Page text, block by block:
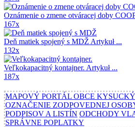
Oznámenie o zmene otváracej doby
167x
Deň matiek spojený s MDŽ Artykuł ...
132x
Veľkokapacitný kontajner. Artykuł ...
187x
MAPOVÝ PORTÁL OBCE
OZNAČENIE ZODPOVEDNEJ
PODPISOV A LISTÍN ODCHODY
SPRÁVNE POPLATKY